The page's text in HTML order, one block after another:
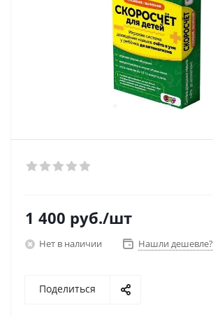
1 400 руб./шт
Нет в наличии Нашли дешевле?
Поделиться